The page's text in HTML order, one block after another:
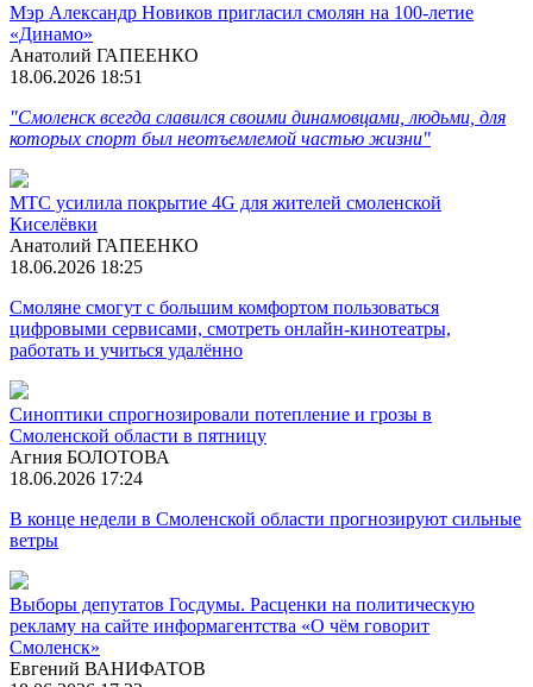
Мэр Александр Новиков пригласил смолян на 100-летие
«Динамо»
Анатолий ГАПЕЕНКО
18.06.2026 18:51
"Смоленск всегда славился своими динамовцами, людьми, для
которых спорт был неотъемлемой частью жизни"
МТС усилила покрытие 4G для жителей смоленской
Киселёвки
Анатолий ГАПЕЕНКО
18.06.2026 18:25
Смоляне смогут с большим комфортом пользоваться
цифровыми сервисами, смотреть онлайн-кинотеатры,
работать и учиться удалённо
Синоптики спрогнозировали потепление и грозы в
Смоленской области в пятницу
Агния БОЛОТОВА
18.06.2026 17:24
В конце недели в Смоленской области прогнозируют сильные
ветры
Выборы депутатов Госдумы. Расценки на политическую
рекламу на сайте информагентства «О чём говорит
Смоленск»
Евгений ВАНИФАТОВ